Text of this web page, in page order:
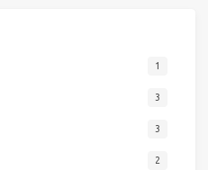
1
3
3
2